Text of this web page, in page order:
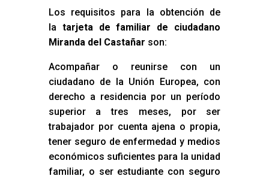
Los requisitos para la obtención de
la tarjeta de familiar de ciudadano
Miranda del Castañar son:
Acompañar o reunirse con un
ciudadano de la Unión Europea, con
derecho a residencia por un período
superior a tres meses, por ser
trabajador por cuenta ajena o propia,
tener seguro de enfermedad y medios
económicos suficientes para la unidad
familiar, o ser estudiante con seguro